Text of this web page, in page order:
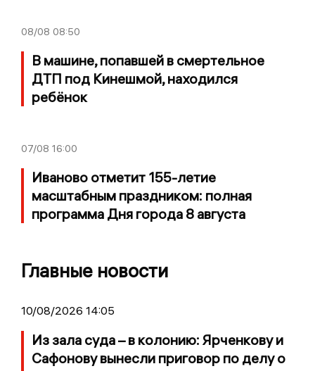
08/08 08:50
В машине, попавшей в смертельное
ДТП под Кинешмой, находился
ребёнок
07/08 16:00
Иваново отметит 155-летие
масштабным праздником: полная
программа Дня города 8 августа
Главные новости
10/08/2026 14:05
Из зала суда – в колонию: Ярченкову и
Сафонову вынесли приговор по делу о